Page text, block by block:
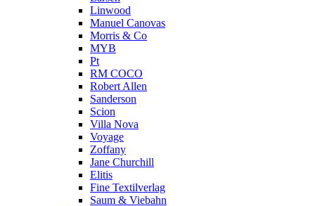
Linwood
Manuel Canovas
Morris & Co
MYB
Pt
RM COCO
Robert Allen
Sanderson
Scion
Villa Nova
Voyage
Zoffany
Jane Churchill
Elitis
Fine Textilverlag
Saum & Viebahn